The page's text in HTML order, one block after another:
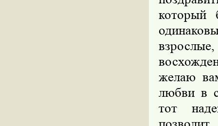
который
желаю
любви в
тот